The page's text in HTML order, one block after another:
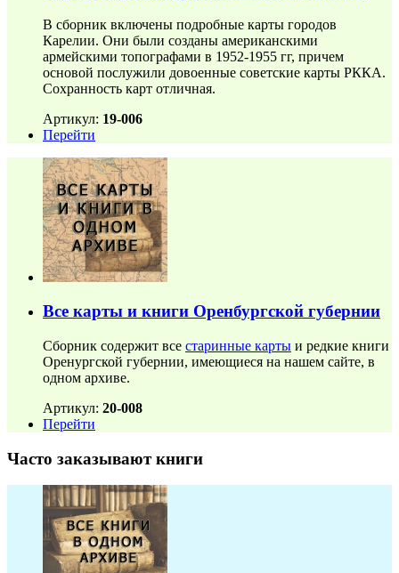
В сборник включены подробные карты городов
Карелии. Они были созданы американскими
армейскими топографами в 1952-1955 гг, причем
основой послужили довоенные советские карты РККА.
Сохранность карт отличная.
Артикул: 19-006
Перейти
Все карты и книги Оренбургской губернии
Сборник содержит все старинные карты и редкие книги
Оренургской губернии, имеющиеся на нашем сайте, в
одном архиве.
Артикул: 20-008
Перейти
Часто заказывают книги